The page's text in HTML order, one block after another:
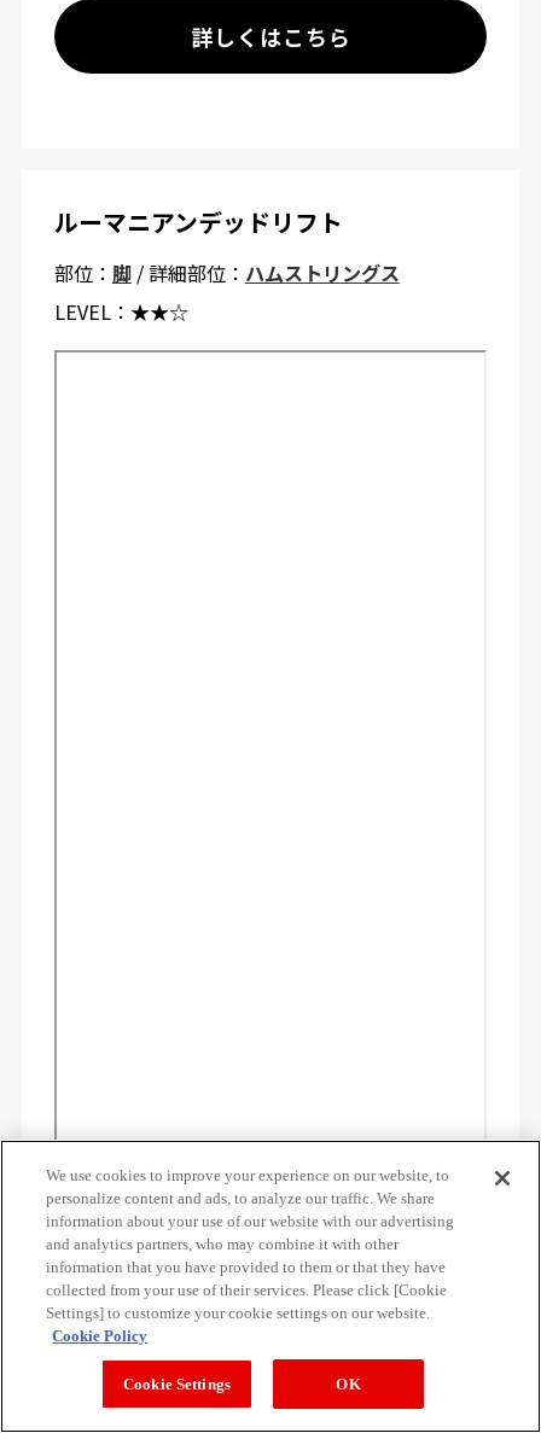
詳しくはこちら
ルーマニアンデッドリフト
部位： 脚/ 詳細部位： ハムストリングス
LEVEL： ★★☆
HOW TO①
両足を腰幅程度に広げて立ち、両手を後頭
部に添える。
HOW TO②
軽く膝を曲げたら、背中真っ直ぐのまま股
関節から上体を前傾する。
We use cookies to improve your experience on our website, to
personalize content and ads, to analyze our traffic. We share
information about your use of our website with our advertising
and analytics partners, who may combine it with other
information that you have provided to them or that they have
collected from your use of their services. Please click [Cookie
Settings] to customize your cookie settings on our website.
Cookie Policy
Cookie Settings OK